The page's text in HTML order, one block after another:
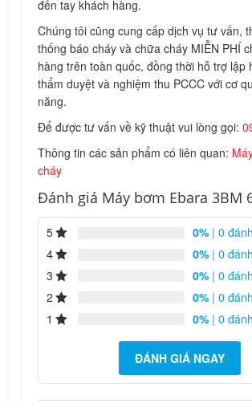
đến tay khách hàng.
Chúng tôi cũng cung cấp dịch vụ tư vấn,
thống báo cháy và chữa cháy MIỄN PHÍ
hàng trên toàn quốc, đồng thời hỗ trợ lập
thẩm duyệt và nghiệm thu PCCC với cơ
năng.
Để được tư vấn về kỹ thuật vui lòng gọi:
Thông tin các sản phẩm có liên quan:
cháy
Đánh giá Máy bơm Ebara 3BM
5 0% | 0
4
0% | 0
3
0% | 0
2
0% | 0
1
0% | 0
ĐÁNH GIÁ NGAY